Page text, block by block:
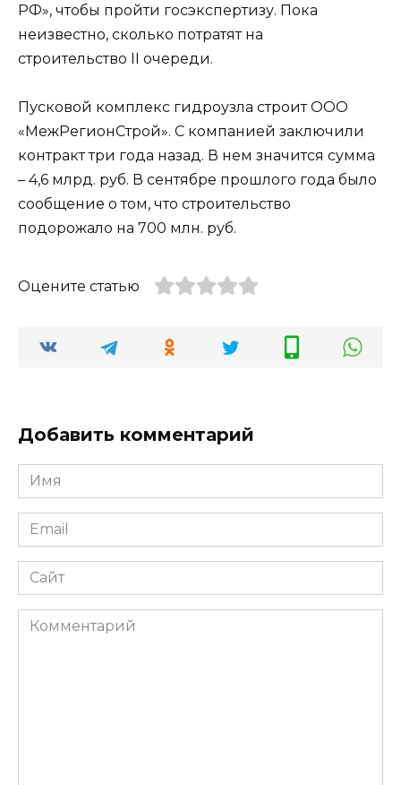
РФ», чтобы пройти госэкспертизу. Пока
неизвестно, сколько потратят на
строительство II очереди.
Пусковой комплекс гидроузла строит ООО
«МежРегионСтрой». С компанией заключили
контракт три года назад. В нем значится сумма
– 4,6 млрд. руб. В сентябре прошлого года было
сообщение о том, что строительство
подорожало на 700 млн. руб.
Оцените статью
Добавить комментарий
Имя
*
Email
*
Сайт
Комментарий